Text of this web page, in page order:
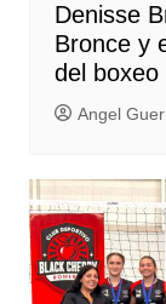
Denisse
Bronce y
del
Angel